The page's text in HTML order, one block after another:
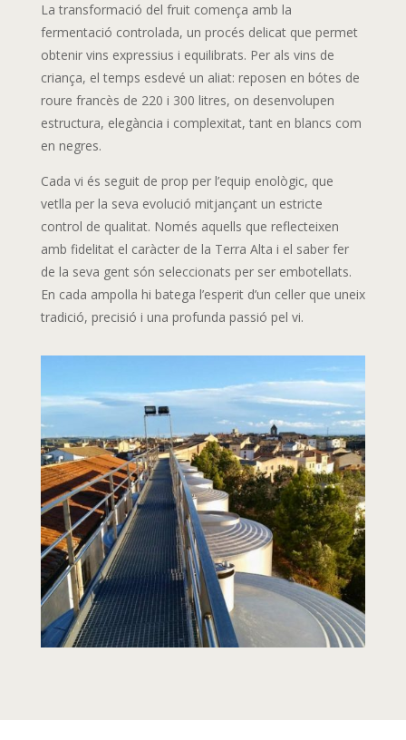
La transformació del fruit comença amb la
fermentació controlada, un procés delicat que permet
obtenir vins expressius i equilibrats. Per als vins de
criança, el temps esdevé un aliat: reposen en bótes de
roure francès de 220 i 300 litres, on desenvolupen
estructura, elegància i complexitat, tant en blancs com
en negres.
Cada vi és seguit de prop per l’equip enològic, que
vetlla per la seva evolució mitjançant un estricte
control de qualitat. Només aquells que reflecteixen
amb fidelitat el caràcter de la Terra Alta i el saber fer
de la seva gent són seleccionats per ser embotellats.
En cada ampolla hi batega l’esperit d’un celler que uneix
tradició, precisió i una profunda passió pel vi.